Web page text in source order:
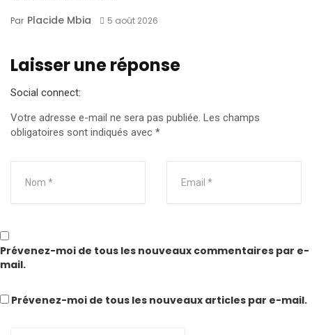
Par Placide Mbia 5 août 2026
Laisser une réponse
Social connect:
Votre adresse e-mail ne sera pas publiée. Les champs
obligatoires sont indiqués avec *
Prévenez-moi de tous les nouveaux commentaires par e-
mail.
Prévenez-moi de tous les nouveaux articles par e-mail.